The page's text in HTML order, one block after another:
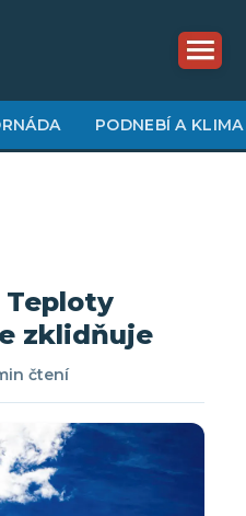
PODNEBÍ A KLIMA
Teploty
zklidňuje
čtení